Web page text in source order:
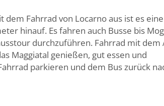
Fahrrad von Locarno aus ist es
hinauf. Es fahren auch Busse bis
durchzuführen. Fahrrad mit dem
Maggiatal genießen, gut essen und
parkieren und dem Bus zurück